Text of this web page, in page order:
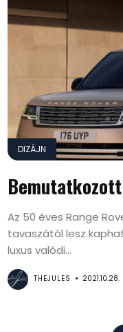
DIZÁJN
Az 50 éves Range
tavaszától lesz
luxus valódi...
THEJULES 2021.10.28.